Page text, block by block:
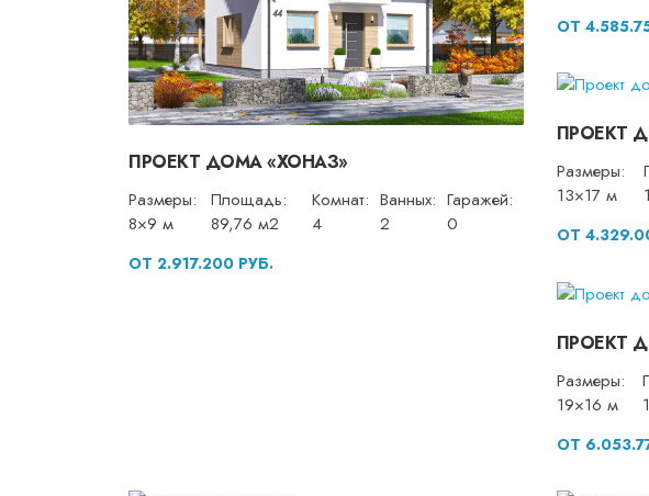
ПРОЕКТ ДОМА «ХОНАЗ»
Размеры:
8×9 м
Площадь:
89,76 м2
Комнат:
4
Ванных:
2
Гаражей:
0
ОТ 2.917.200 РУБ.
ОТ
ПРОЕКТ
Размеры:
13×17 м
ОТ
ПРОЕКТ
Размеры:
19×16 м
ОТ